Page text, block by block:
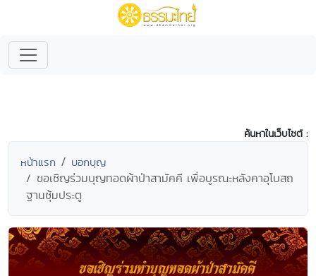
ค้นหาในเว็บไซต์ :
หน้าแรก บอกบุญ
ขอเชิญร่วมบุญทอดผ้าป่าสามัคคี เพื่อบูรณะหลังคาอุโบสถ
ฐานซุ้มประตู